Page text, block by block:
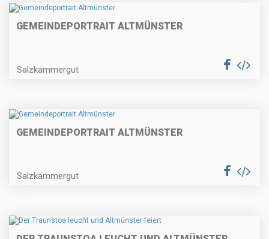
GEMEINDEPORTRAIT ALTMÜNSTER
Salzkammergut
GEMEINDEPORTRAIT ALTMÜNSTER
Salzkammergut